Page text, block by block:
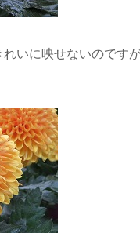
いに映せないのです